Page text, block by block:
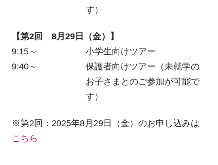
す）
【第2回 8月29日（金）】
9:15～
小学生向けツアー
9:40～
保護者向けツアー（未就学の
お子さまとのご参加が可能で
す）
※第2回：2025年8月29日（金）のお申し込みは
こちら